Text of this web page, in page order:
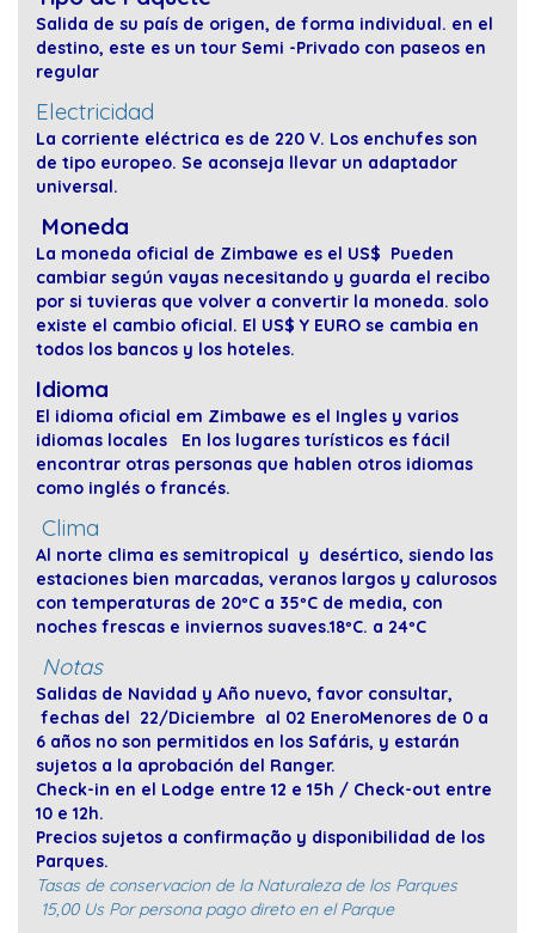
Salida de su país de origen, de forma individual. en el
destino, este es un tour Semi -Privado con paseos en
regular
Electricidad
La corriente eléctrica es de 220 V. Los enchufes son
de tipo europeo. Se aconseja llevar un adaptador
universal.
Moneda
La moneda oficial de Zimbawe es el US$ Pueden
cambiar según vayas necesitando y guarda el recibo
por si tuvieras que volver a convertir la moneda. solo
existe el cambio oficial. El US$ Y EURO se cambia en
todos los bancos y los hoteles.
Idioma
El idioma oficial em Zimbawe es el Ingles y varios
idiomas locales En los lugares turísticos es fácil
encontrar otras personas que hablen otros idiomas
como inglés o francés.
Clima
Al norte clima es semitropical y desértico, siendo las
estaciones bien marcadas, veranos largos y calurosos
con temperaturas de 20ºC a 35ºC de media, con
noches frescas e inviernos suaves.18ºC. a 24ºC
Notas
Salidas de Navidad y Año nuevo, favor consultar,
fechas del 22/Diciembre al 02 EneroMenores de 0 a
6 años no son permitidos en los Safáris, y estarán
sujetos a la aprobación del Ranger.
Check-in en el Lodge entre 12 e 15h / Check-out entre
10 e 12h.
Precios sujetos a confirmação y disponibilidad de los
Parques.
Tasas de conservacion de la Naturaleza de los Parques
15,00 Us Por persona pago direto en el Parque